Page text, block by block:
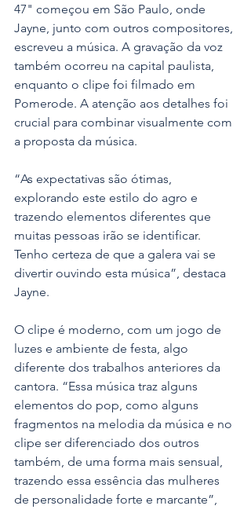
47" começou em São Paulo, onde
Jayne, junto com outros compositores,
escreveu a música. A gravação da voz
também ocorreu na capital paulista,
enquanto o clipe foi filmado em
Pomerode. A atenção aos detalhes foi
crucial para combinar visualmente com
a proposta da música.
“As expectativas são ótimas,
explorando este estilo do agro e
trazendo elementos diferentes que
muitas pessoas irão se identificar.
Tenho certeza de que a galera vai se
divertir ouvindo esta música”, destaca
Jayne.
O clipe é moderno, com um jogo de
luzes e ambiente de festa, algo
diferente dos trabalhos anteriores da
cantora. “Essa música traz alguns
elementos do pop, como alguns
fragmentos na melodia da música e no
clipe ser diferenciado dos outros
também, de uma forma mais sensual,
trazendo essa essência das mulheres
de personalidade forte e marcante”,